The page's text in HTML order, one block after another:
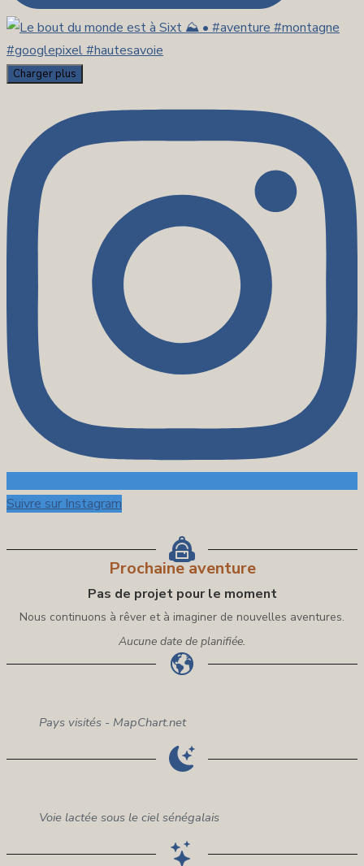
Charger plus
Suivre sur Instagram
Prochaine aventure
Pas de projet pour le moment
Nous continuons à rêver et à imaginer de nouvelles aventures.
Aucune date de planifiée.
Pays visités - MapChart.net
Voie lactée sous le ciel sénégalais